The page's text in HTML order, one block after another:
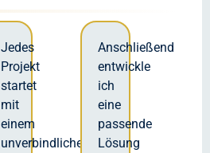
Jedes
Projekt
startet
mit
einem
unverbindlichen
Anschließend
entwickle
ich
eine
passende
Lösung